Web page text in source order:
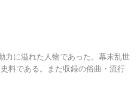
力に溢れた人物であった。幕末乱世
料である。また収録の俗曲・流行